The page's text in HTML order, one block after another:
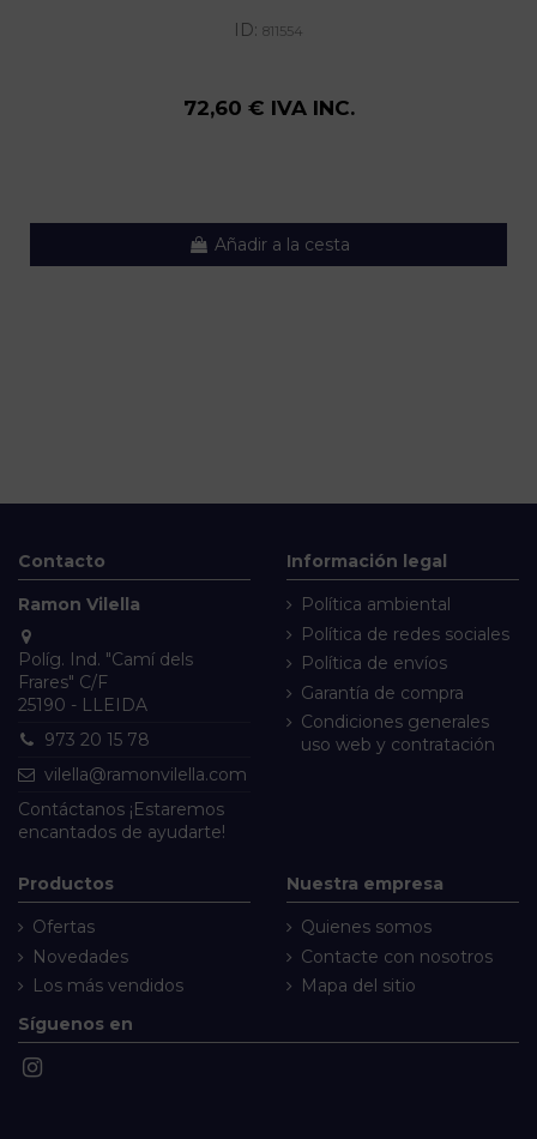
ID: 811554
72,60 € IVA INC.
Añadir a la cesta
Contacto
Ramon Vilella
Políg. Ind. "Camí dels
Frares" C/F
25190 - LLEIDA
973 20 15 78
vilella@ramonvilella.com
Contáctanos ¡Estaremos
encantados de ayudarte!
Información legal
Política ambiental
Política de redes sociales
Política de envíos
Garantía de compra
Condiciones generales
uso web y contratación
Productos
Ofertas
Novedades
Los más vendidos
Nuestra empresa
Quienes somos
Contacte con nosotros
Mapa del sitio
Síguenos en